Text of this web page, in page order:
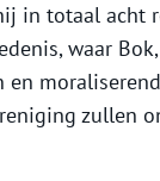
in totaal acht
waar
en
zullen